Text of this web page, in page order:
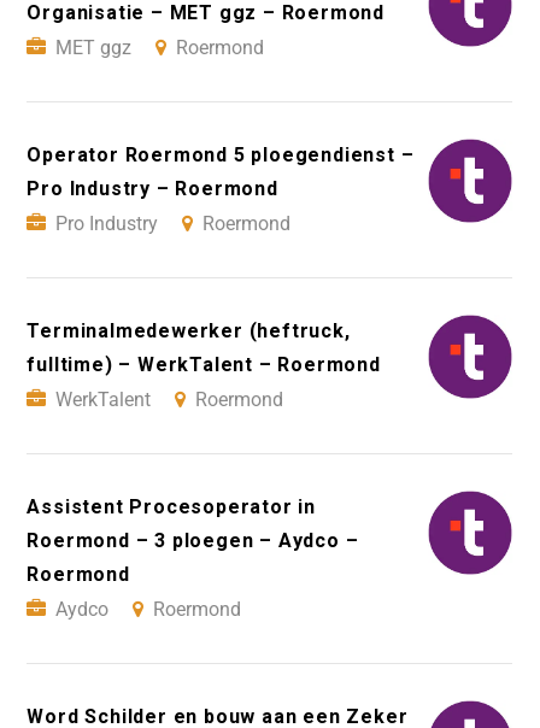
Organisatie – MET ggz – Roermond
MET ggz
Roermond
Operator Roermond 5 ploegendienst –
Pro Industry – Roermond
Pro Industry
Roermond
Terminalmedewerker (heftruck,
fulltime) – WerkTalent – Roermond
WerkTalent
Roermond
Assistent Procesoperator in
Roermond – 3 ploegen – Aydco –
Roermond
Aydco
Roermond
Word Schilder en bouw aan een Zeker